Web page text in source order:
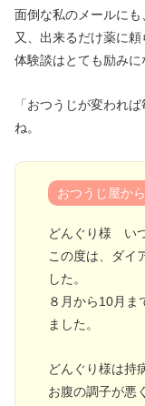
面倒な私のメールにも
又、出来るだけ薬に
体験談はとても励みに
「おつうじが変われ
ね。
おつうじ屋か
どんぐり様 い
この度は、ダイ
した。
８月から10月ま
ました。
どんぐり様は持
お腹の調子が悪